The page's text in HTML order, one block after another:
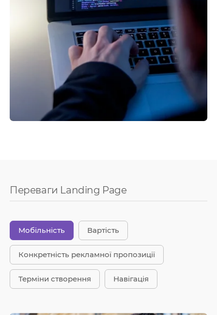
Переваги Landing Page
Мобільність Вартість
Конкретність рекламної пропозиції
Терміни створення Навігація